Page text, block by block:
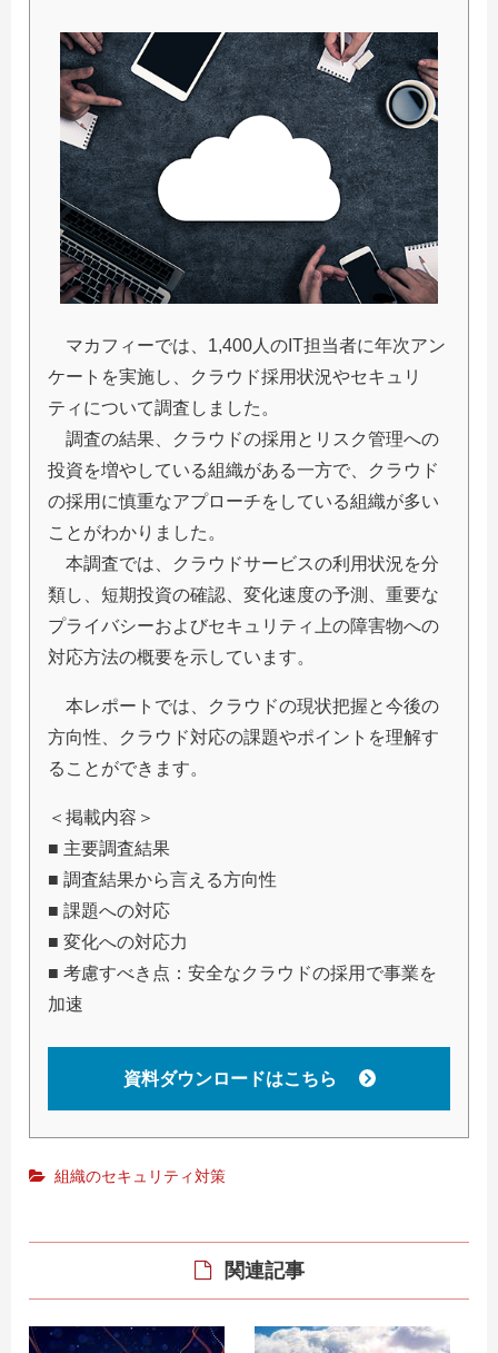
マカフィーでは、1,400人のIT担当者に年次アン
ケートを実施し、クラウド採用状況やセキュリ
ティについて調査しました。
調査の結果、クラウドの採用とリスク管理への
投資を増やしている組織がある一方で、クラウド
の採用に慎重なアプローチをしている組織が多い
ことがわかりました。
本調査では、クラウドサービスの利用状況を分
類し、短期投資の確認、変化速度の予測、重要な
プライバシーおよびセキュリティ上の障害物への
対応方法の概要を示しています。
本レポートでは、クラウドの現状把握と今後の
方向性、クラウド対応の課題やポイントを理解す
ることができます。
＜掲載内容＞
■ 主要調査結果
■ 調査結果から言える方向性
■ 課題への対応
■ 変化への対応力
■ 考慮すべき点：安全なクラウドの採用で事業を
加速
資料ダウンロードはこちら
組織のセキュリティ対策
関連記事